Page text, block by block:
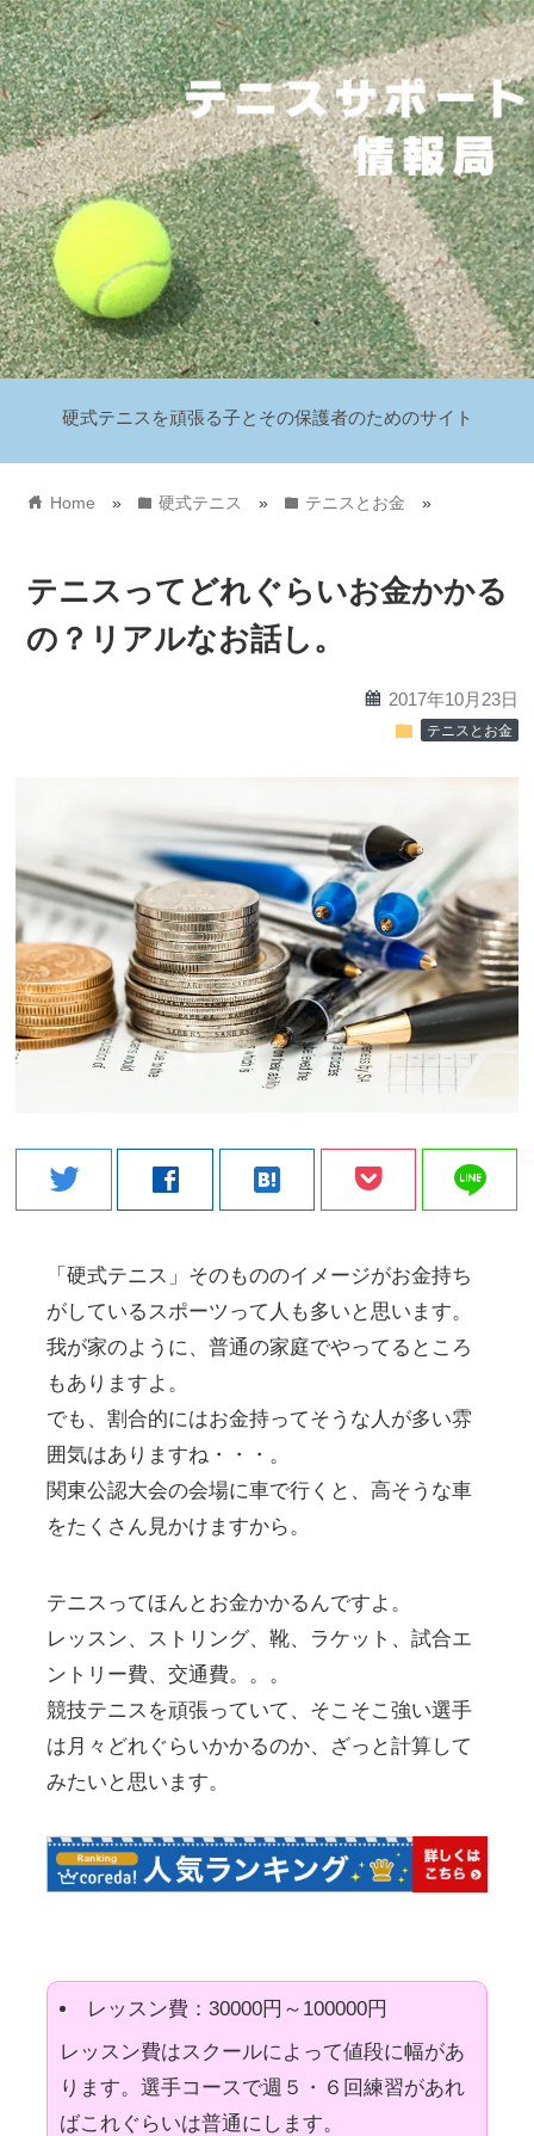
硬式テニスを頑張る子とその保護者のためのサイト
home Home » folder硬式テニス » folder テニスとお金 »
テニスってどれぐらいお金かかる
の？リアルなお話し。
calendar 2017年10月23日
folder テニスとお金
twitter facebook hatenabookmark line
「硬式テニス」そのもののイメージがお金持ち
がしているスポーツって人も多いと思います。
我が家のように、普通の家庭でやってるところ
もありますよ。
でも、割合的にはお金持ってそうな人が多い雰
囲気はありますね・・・。
関東公認大会の会場に車で行くと、高そうな車
をたくさん見かけますから。
テニスってほんとお金かかるんですよ。
レッスン、ストリング、靴、ラケット、試合エ
ントリー費、交通費。。。
競技テニスを頑張っていて、そこそこ強い選手
は月々どれぐらいかかるのか、ざっと計算して
みたいと思います。
レッスン費：30000円～100000円
レッスン費はスクールによって値段に幅があ
ります。選手コースで週５・６回練習があれ
ばこれぐらいは普通にします。